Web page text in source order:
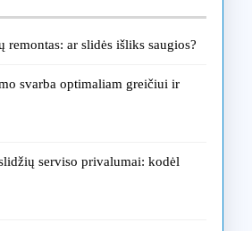
remontas: ar slidės išliks saugios?
svarba optimaliam greičiui ir
serviso privalumai: kodėl